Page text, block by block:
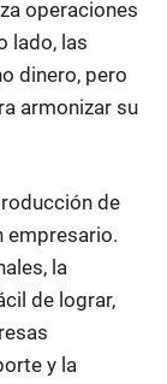
operaciones
lado, las
dinero, pero
armonizar su
de
empresario.
la
de lograr,
y la